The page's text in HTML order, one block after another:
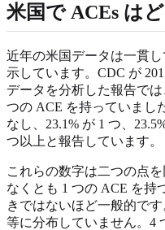
米国で ACEs は
近年の米国データは一貫
示しています。CDC が
データを分析した報告で
つの ACE を持っていまし
なし、23.1% が 1 つ、
つ以上と報告しています。
これらの数字は二つの点
なくとも 1 つの ACE を持
きではないほど一般的で
等に分布していません。4